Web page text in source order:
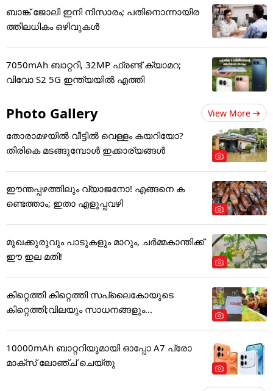
ബാങ്ക് ജോലി ഇനി നിസാരം; പതിനൊന്നായിര
ത്തിലധികം ഒഴിവുകൾ
7050mAh ബാറ്ററി, 32MP ഫ്രണ്ട് ക്യാമറ;
വിവോ S2 5G ഇന്ത്യയിൽ എത്തി
Photo Gallery View More
തോരാമഴയിൽ വീട്ടിൽ വെള്ളം കയറിയോ?
തിരികെ മടങ്ങുമ്പോൾ ഇക്കാര്യങ്ങൾ
ഈന്തപ്പഴത്തിലും വ്യാജനോ! എങ്ങനെ ക
ണ്ടെത്താം; ഇതാ എളുപ്പവഴി
മുഖക്കുരുവും പാടുകളും മാറും, ചർമ്മകാന്തിക്ക്
ഈ ഇല മതി!
കിറ്റെത്തി കിറ്റെത്തി സപ്ലൈകോയുടെ
കിറ്റെത്തി;വിലയും സാധനങ്ങളും...
10000mAh ബാറ്ററിയുമായി ഓപ്പോ A7 പ്രോ
മാക്സ് ലോഞ്ച് ചെയ്തു